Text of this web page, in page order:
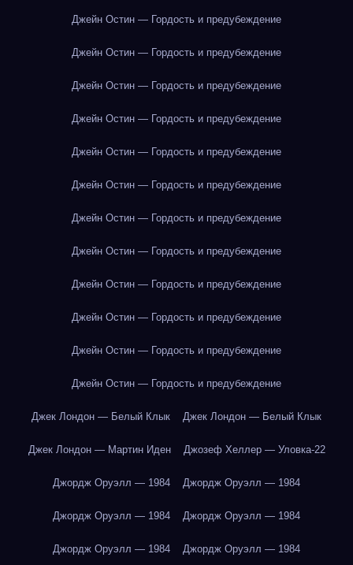
Джейн Остин — Гордость и предубеждение
Джейн Остин — Гордость и предубеждение
Джейн Остин — Гордость и предубеждение
Джейн Остин — Гордость и предубеждение
Джейн Остин — Гордость и предубеждение
Джейн Остин — Гордость и предубеждение
Джейн Остин — Гордость и предубеждение
Джейн Остин — Гордость и предубеждение
Джейн Остин — Гордость и предубеждение
Джейн Остин — Гордость и предубеждение
Джейн Остин — Гордость и предубеждение
Джейн Остин — Гордость и предубеждение
Джек Лондон — Белый Клык Джек Лондон — Белый Клык
Джек Лондон — Мартин Иден Джозеф Хеллер — Уловка-22
Джордж Оруэлл — 1984 Джордж Оруэлл — 1984
Джордж Оруэлл — 1984 Джордж Оруэлл — 1984
Джордж Оруэлл — 1984 Джордж Оруэлл — 1984